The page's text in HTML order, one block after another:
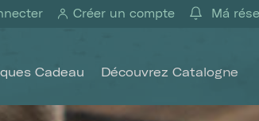
Créer un compte Má
Cadeau Découvrez Catalogne